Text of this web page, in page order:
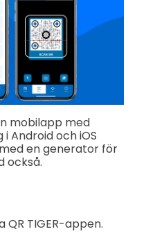
mobilapp med
Android och iOS
en generator för
också.
TIGER-appen.